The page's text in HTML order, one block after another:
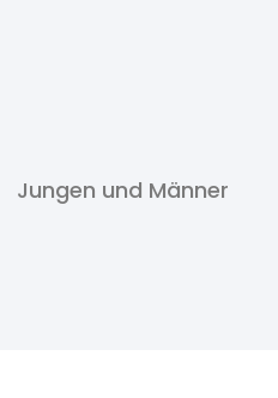
Jungen und Männer